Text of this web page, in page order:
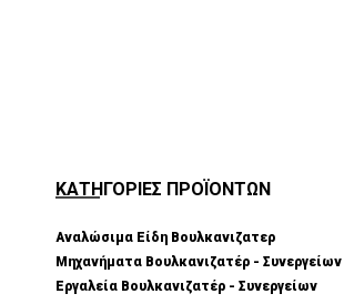
ΚΑΤΗΓΟΡΙΕΣ ΠΡΟΪΟΝΤΩΝ
Αναλώσιμα Είδη Βουλκανιζατερ
Μηχανήματα Βουλκανιζατέρ - Συνεργείων
Εργαλεία Βουλκανιζατέρ - Συνεργείων